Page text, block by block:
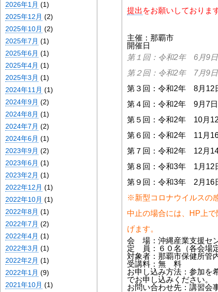
2026年1月 (1)
2025年12月 (2)
2025年10月 (2)
2025年7月 (1)
2025年6月 (1)
2025年4月 (1)
2025年3月 (1)
2024年11月 (1)
2024年9月 (2)
2024年8月 (1)
2024年7月 (2)
2024年6月 (1)
2023年9月 (2)
2023年6月 (1)
2023年2月 (1)
2022年12月 (1)
2022年10月 (1)
2022年8月 (1)
2022年7月 (2)
2022年4月 (1)
2022年3月 (1)
2022年2月 (1)
2022年1月 (9)
2021年10月 (1)
提出 をお願いしておりま
主催：那覇市
開催日
第１回：令和2年 6
第２回：令和2年 7
第３回：令和2年 8月
第４回：令和2年 9月
第５回：令和2年 10月
第６回：令和2年 11月
第７回：令和2年 12月
第８回：令和3年 1月
第９回：令和3年 2月
※新型コロナウイルスの
中止の場合には、HP上
げます。
会 場：沖縄産業支援セ
定 員：６０名（各会場
対象者：那覇市保健所管
受講料：無 料
お申し込み方法：参加を
でお申し込みください。
お問い合わせ先：講習